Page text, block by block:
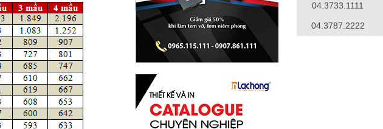
04.3733.1111
04.3787.2222